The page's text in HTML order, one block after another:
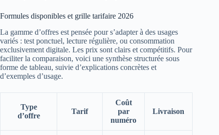
Formules disponibles et grille tarifaire 2026
La gamme d’offres est pensée pour s’adapter à des usages
variés : test ponctuel, lecture régulière, ou consommation
exclusivement digitale. Les prix sont clairs et compétitifs. Pour
faciliter la comparaison, voici une synthèse structurée sous
forme de tableau, suivie d’explications concrètes et
d’exemples d’usage.
Type
d’offre
Tarif
Coût
par
numéro
Livraison